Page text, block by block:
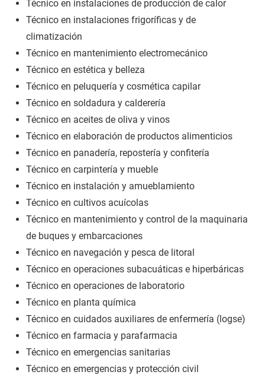
Técnico en instalaciones de producción de calor
Técnico en instalaciones frigoríficas y de
climatización
Técnico en mantenimiento electromecánico
Técnico en estética y belleza
Técnico en peluquería y cosmética capilar
Técnico en soldadura y calderería
Técnico en aceites de oliva y vinos
Técnico en elaboración de productos alimenticios
Técnico en panadería, repostería y confitería
Técnico en carpintería y mueble
Técnico en instalación y amueblamiento
Técnico en cultivos acuícolas
Técnico en mantenimiento y control de la maquinaria
de buques y embarcaciones
Técnico en navegación y pesca de litoral
Técnico en operaciones subacuáticas e hiperbáricas
Técnico en operaciones de laboratorio
Técnico en planta química
Técnico en cuidados auxiliares de enfermería (logse)
Técnico en farmacia y parafarmacia
Técnico en emergencias sanitarias
Técnico en emergencias y protección civil